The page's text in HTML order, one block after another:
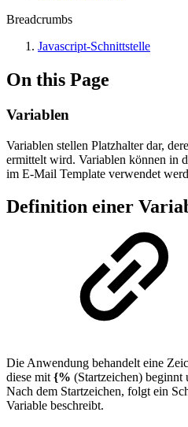
Breadcrumbs
Javascript-Schnittstelle
On this Page
Variablen
Variablen stellen Platzhalter dar,
ermittelt wird. Variablen können in
im E-Mail Template verwendet
Definition einer
Die Anwendung behandelt eine
diese mit {% (Startzeichen) beginnt
Nach dem Startzeichen, folgt ein
Variable beschreibt.